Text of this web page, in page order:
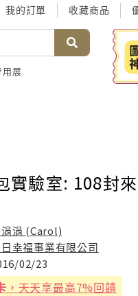
我的訂單 收藏商品
用展
實驗室: 108封
涓 (Carol)
幸福事業有限公司
02/23
，天天享最高7%回饋